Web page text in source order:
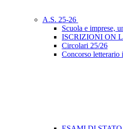
A.S. 25-26
Scuola e imprese,
ISCRIZIONI ON
Circolari 25/26
Concorso letterario